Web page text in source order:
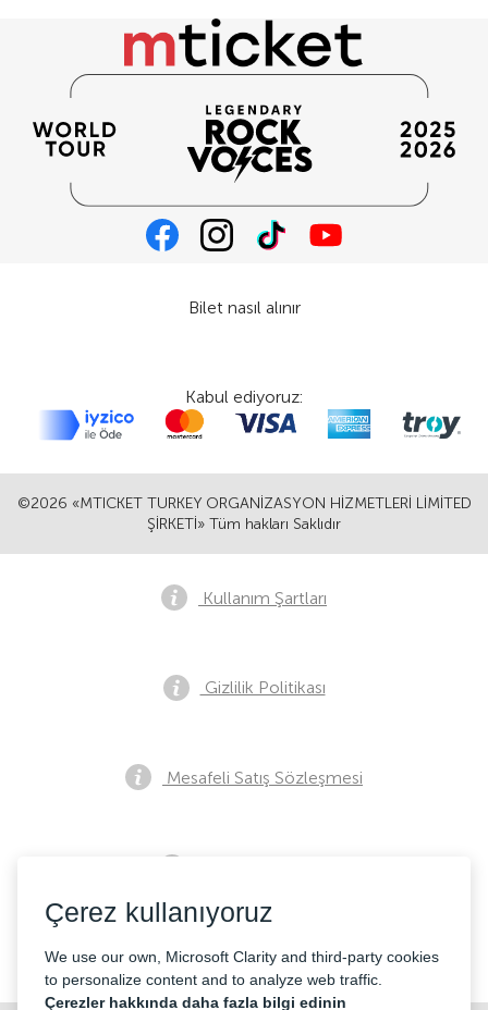
©2026 «MTICKET TURKEY ORGANİZASYON HİZMETLERİ LİMİTED
ŞİRKETİ» Tüm hakları Saklıdır
Bilet nasıl alınır
Kabul ediyoruz:
Kullanım Şartları
Gizlilik Politikası
Mesafeli Satış Sözleşmesi
İletişim
Çerez kullanıyoruz
We use our own, Microsoft Clarity and third-party cookies
to personalize content and to analyze web traffic.
Çerezler hakkında daha fazla bilgi edinin